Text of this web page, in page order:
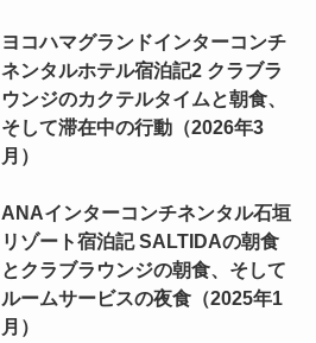
ヨコハマグランドインターコンチ
ネンタルホテル宿泊記2 クラブラ
ウンジのカクテルタイムと朝食、
そして滞在中の行動（2026年3
月）
ANAインターコンチネンタル石垣
リゾート宿泊記 SALTIDAの朝食
とクラブラウンジの朝食、そして
ルームサービスの夜食（2025年1
月）